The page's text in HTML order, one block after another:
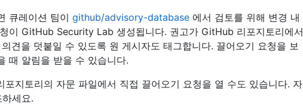
큐레이션 팀이 github/advisory-database 에서 검토를 위해 변경 내
이 GitHub Security Lab 생성됩니다. 권고가 GitHub 리포지토리에서
견을 덧붙일 수 있도록 원 게시자도 태그합니다. 끌어오기 요청을 보
때 알림을 받을 수 있습니다.
포지토리의 자문 파일에서 직접 끌어오기 요청을 열 수도 있습니다. 자
세요.